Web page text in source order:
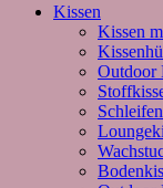
Kissen
Kissen
Outdoor